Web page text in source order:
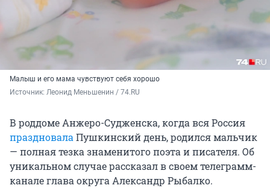
Малыш и его мама чувствуют себя хорошо
Источник: Леонид Меньшенин / 74.RU
В роддоме Анжеро-Судженска, когда вся Россия
праздновалаПушкинский день, родился мальчик
— полная тезка знаменитого поэта и писателя. Об
уникальном случае рассказал в своем телеграмм-
канале глава округа Александр Рыбалко.